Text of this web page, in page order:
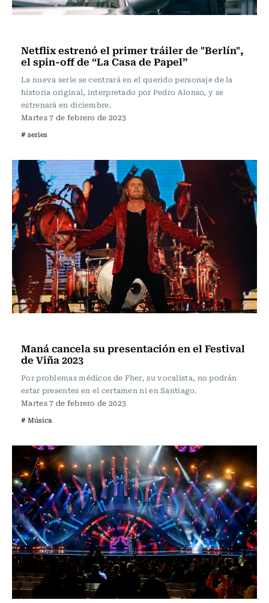
Netflix estrenó el primer tráiler de "Berlín",
el spin-off de “La Casa de Papel”
La nueva serie se centrará en el querido personaje de la
historia original, interpretado por Pedro Alonso, y se
estrenará en diciembre.
Martes 7 de febrero de 2023
# series
Maná cancela su presentación en el Festival
de Viña 2023
Por problemas médicos de Fher, su vocalista, no podrán
estar presentes en el certamen ni en Santiago.
Martes 7 de febrero de 2023
# Música